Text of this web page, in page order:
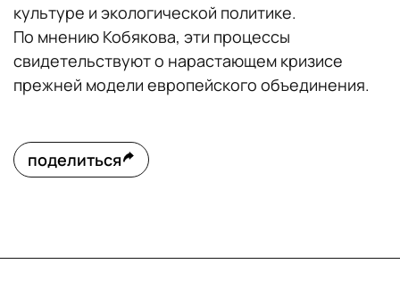
культуре и экологической политике.
По мнению Кобякова, эти процессы
свидетельствуют о нарастающем кризисе
прежней модели европейского объединения.
поделиться